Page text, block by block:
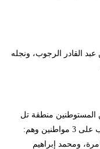
أيمن عبد القادر الرجوب، ونجله
من المستوطنين منطقة تل
ماعين شرق بلدة يطا، واعتدت بالضرب على 3 مواطنين وهم:
ومحمد إبراهيم